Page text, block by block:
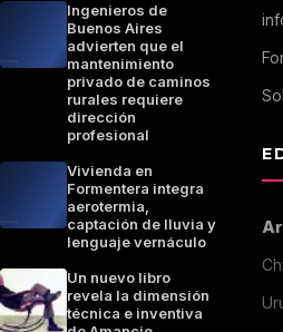
Ingenieros de
Buenos Aires
advierten que el
mantenimiento
privado de caminos
rurales requiere
dirección
profesional
Vivienda en
Formentera integra
aerotermia,
captación de lluvia y
lenguaje vernáculo
Un nuevo libro
revela la dimensión
técnica e inventiva